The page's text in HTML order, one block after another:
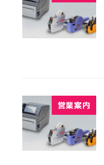
営業案内